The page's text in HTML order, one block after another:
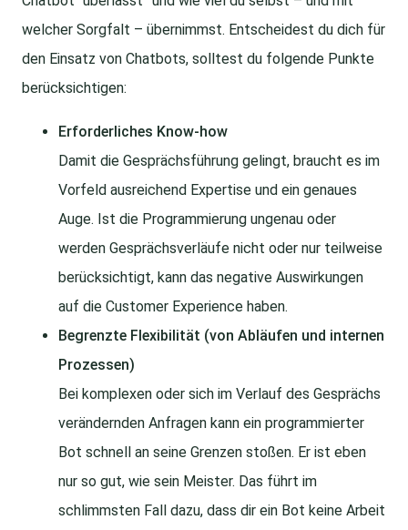
welcher Sorgfalt – übernimmst. Entscheidest du dich für
den Einsatz von Chatbots, solltest du folgende Punkte
berücksichtigen:
Erforderliches Know-how
Damit die Gesprächsführung gelingt, braucht es im
Vorfeld ausreichend Expertise und ein genaues
Auge. Ist die Programmierung ungenau oder
werden Gesprächsverläufe nicht oder nur teilweise
berücksichtigt, kann das negative Auswirkungen
auf die Customer Experience haben.
Begrenzte Flexibilität (von Abläufen und internen
Prozessen)
Bei komplexen oder sich im Verlauf des Gesprächs
verändernden Anfragen kann ein programmierter
Bot schnell an seine Grenzen stoßen. Er ist eben
nur so gut, wie sein Meister. Das führt im
schlimmsten Fall dazu, dass dir ein Bot keine Arbeit